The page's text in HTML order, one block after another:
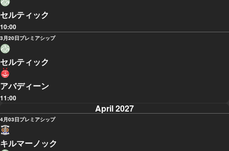
セルティック
10:00
3月20日プレミアシップ
セルティック
アバディーン
11:00
April 2027
4月03日プレミアシップ
キルマーノック